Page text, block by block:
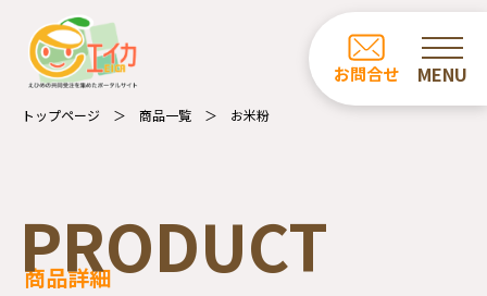
トップページ 商品一覧 お米粉
お問合せ
事業所の紹介
PRODUCT
商品詳細